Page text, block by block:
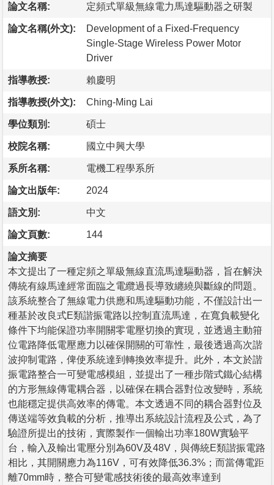
論文名稱: 定頻式單級無線電力馬達驅動器之研製
論文名稱(外文):
Development of a Fixed-Frequency
Single-Stage Wireless Power Motor
Driver
指導教授: 賴慶明
指導教授(外文): Ching-Ming Lai
學位類別: 碩士
校院名稱: 國立中興大學
系所名稱: 電機工程學系所
論文出版年: 2024
語文別: 中文
論文頁數: 144
論文摘要
本文提出了一種定頻之單級無線直流馬達驅動器，旨在解決
傳統有線馬達經常面臨之電纜過長導致纏繞與斷線的問題。
該系統整合了無線電力供應和馬達驅動功能，不僅設計出一
種基於改良式E類諧振電路以控制直流馬達，在寬負載變化
條件下均能保證功率開關零電壓切換的實現，並透過主動箝
位電路降低電壓應力以確保開關的可靠性，最後透過高次諧
波抑制電路，俾使系統達到轉換效率提升。此外，本文於諧
振電路整合一可變電感模組，並提出了一種步階式鐵心結構
的方形無線傳電耦合器，以確保在耦合器對位改變時，系統
也能穩定提供高效率的傳電。本文透過不同的耦合器對位及
傳送端等效負載的分析，推導出系統設計流程及公式，為了
驗證所提出的技術，實際製作一個輸出功率180W實驗平
台，輸入及輸出電壓分別為60V及48V，與傳統E類諧振電路
相比，其開關應力為116V，可有效降低36.3%；而當傳電距
離70mm時，整合可變電感技術後的最高效率達到